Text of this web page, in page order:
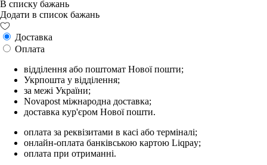
В списку бажань
Додати в список бажань
Доставка
Оплата
відділення або поштомат Нової пошти;
Укрпошта у відділення;
за межі України;
Novapost міжнародна доставка;
доставка кур'єром Нової пошти.
оплата за реквізитами в касі або терміналі;
онлайн-оплата банківською картою Liqpay;
оплата при отриманні.